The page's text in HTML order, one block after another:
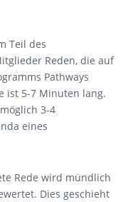
Teil des
Reden, die auf
Pathways
ist 5-7 Minuten lang.
3-4
eines
Rede wird mündlich
Dies geschieht